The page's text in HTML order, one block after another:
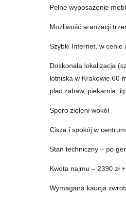
Pełne wyposażenie
Możliwość aranżacji
Szybki Internet, w cenie
Doskonała lokalizacja
lotniska w Krakowie 60
plac zabaw, piekarnia,
Sporo zieleni wokół
Cisza i spokój w
Stan techniczny – po
Kwota najmu – 2390 zł
Wymagana kaucja